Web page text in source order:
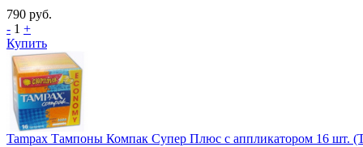
790 руб.
- 1 +
Купить
Tampax Тампоны Компак Супер Плюс с аппликатором 16 шт.